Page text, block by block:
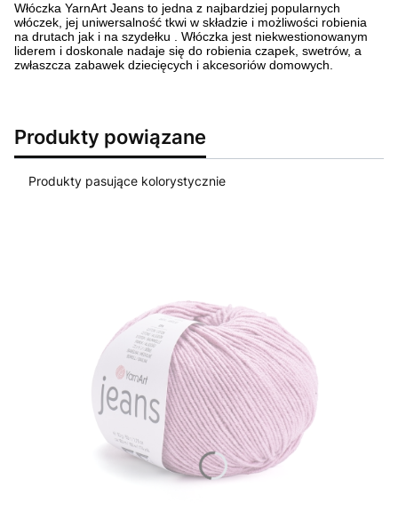
Włóczka YarnArt Jeans to jedna z najbardziej popularnych
włóczek, jej uniwersalność tkwi w składzie i możliwości robienia
na drutach jak i na szydełku . Włóczka jest niekwestionowanym
liderem i doskonale nadaje się do robienia czapek, swetrów, a
zwłaszcza zabawek dziecięcych i akcesoriów domowych.
Produkty powiązane
Produkty pasujące kolorystycznie